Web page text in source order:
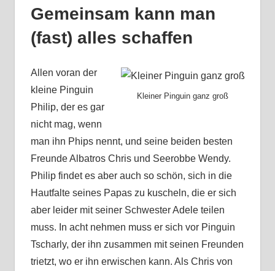
Gemeinsam kann man
(fast) alles schaffen
Kleiner Pinguin ganz groß
Allen voran der
kleine Pinguin
Philip, der es gar
nicht mag, wenn
man ihn Phips nennt, und seine beiden besten
Freunde Albatros Chris und Seerobbe Wendy.
Philip findet es aber auch so schön, sich in die
Hautfalte seines Papas zu kuscheln, die er sich
aber leider mit seiner Schwester Adele teilen
muss. In acht nehmen muss er sich vor Pinguin
Tscharly, der ihn zusammen mit seinen Freunden
trietzt, wo er ihn erwischen kann. Als Chris von